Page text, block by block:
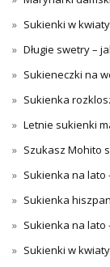
Sukienki w
Długie swetry –
Sukieneczki na
Sukienka
Letnie sukienki
Szukasz Mohito
Sukienka na lato
Sukienka
Sukienka na lato
Sukienki w